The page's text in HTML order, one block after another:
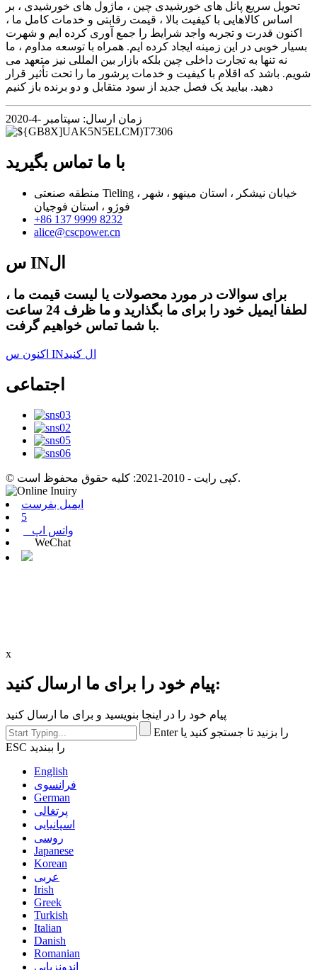
تحویل سریع پانل های خورشیدی چین ، ماژول های خورشیدی ، بر
اساس کالاهایی با کیفیت بالا ، قیمت رقابتی و خدمات کامل ما ،
اکنون قدرت و تجربه واجد شرایط را جمع آوری کرده ایم و شهرت
بسیار خوبی در این زمینه ایجاد کرده ایم. همراه با توسعه مداوم ، ما
نه تنها به تجارت داخلی چین بلکه بازار بین المللی نیز متعهد می
شویم. باشد که اقلام با کیفیت و خدمات پرشور ما را تحت تأثیر قرار
دهید. بیایید یک فصل جدید از سود متقابل و دو برنده باز کنیم
زمان ارسال: سپتامبر -4-2020
با ما تماس بگیرید
منطقه صنعتی Tieling ، خیابان نیشکر ، استان مینهو ، شهر
فوژو ، استان فوجیان
+86 137 9999 8232
alice@cscpower.cn
س INال
برای سوالات در مورد محصولات یا لیست قیمت ما ،
لطفا ایمیل خود را برای ما بگذارید و ما ظرف 24 ساعت
با شما تماس خواهیم گرفت.
اکنون س INال کنید
اجتماعی
© کپی رایت - 2010-2021: کلیه حقوق محفوظ است.
ایمیل بفرست
5
واتس اپ
WeChat
x
پیام خود را برای ما ارسال کنید:
پیام خود را در اینجا بنویسید و برای ما ارسال کنید
Enter را بزنید تا جستجو کنید یا
ESC را ببندید
English
فرانسوی
German
پرتغالی
اسپانیایی
روسی
Japanese
Korean
عربی
Irish
Greek
Turkish
Italian
Danish
Romanian
اندونزیایی